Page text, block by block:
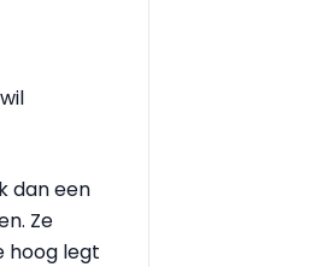
dan een
Ze
hoog legt